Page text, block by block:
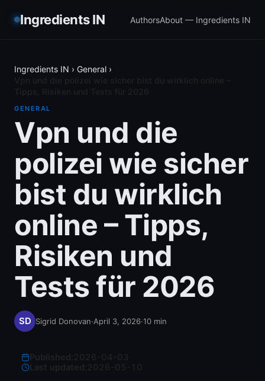
Ingredients IN AuthorsAbout — Ingredients IN
Ingredients IN › General ›
GENERAL
Vpn und die
polizei wie sicher
bist du wirklich
online – Tipps,
Risiken und
Tests für 2026
Sigrid Donovan·April 3, 2026·10 min
Last updated: